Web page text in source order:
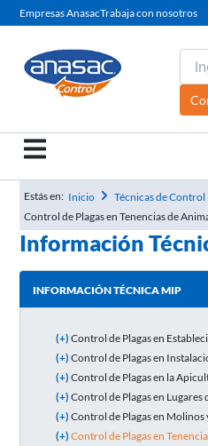
al
Empresas AnasacTrabaja con nosotros
Estás en: Inicio
Técnicas de Control
Control de Plagas en Tenencias de
Información
INFORMACIÓN TÉCNICA MIP
(+) Control de Plagas en
(+) Control de Plagas en
(+) Control de Plagas en la
(+) Control de Plagas en
(+) Control de Plagas en Molinos
(+) Control de Plagas en